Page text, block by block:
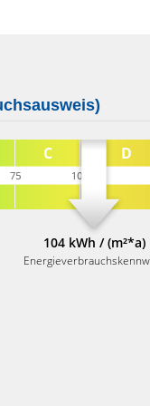
104 kWh / (m²*a)